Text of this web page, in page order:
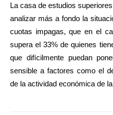
La casa de estudios
analizar más a fondo la
cuotas impagas, que en el
supera el 33% de quienes
que difícilmente puedan
sensible a factores como el
de la actividad económica de